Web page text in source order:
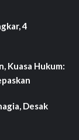
4
Kuasa Hukum:
Desak